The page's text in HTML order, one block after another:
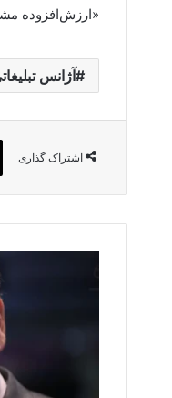
«ارزش‌افزوده
آژانس
اشتراک گذاری